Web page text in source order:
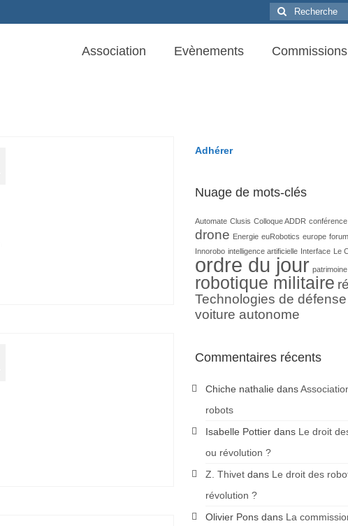
Rechercher
:
Association Evènements Commissions
Adhérer
Nuage de mots-clés
Automate Clusis Colloque ADDR conférence
drone Energie euRobotics europe forum
Innorobo intelligence artificielle Interface Le
ordre du jour patrimoine
robotique militaire
Technologies de défense
voiture autonome
Commentaires récents
Chiche nathalie dans
robots
Isabelle Pottier dans Le droit
ou révolution ?
Z. Thivet dans Le droit des
révolution ?
Olivier Pons dans La